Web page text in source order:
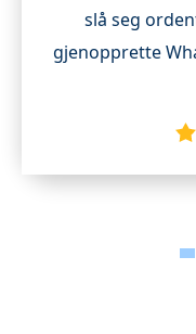
slå seg
gjenopprette